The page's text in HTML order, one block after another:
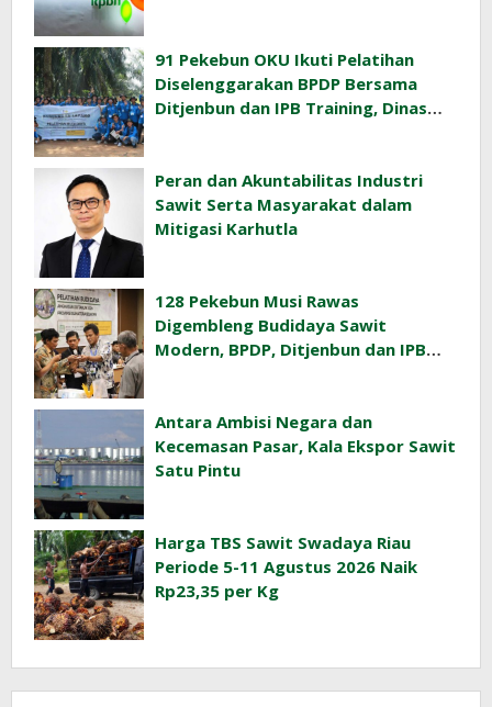
91 Pekebun OKU Ikuti Pelatihan
Diselenggarakan BPDP Bersama
Ditjenbun dan IPB Training, Dinas
Peran dan Akuntabilitas Industri
Sawit Serta Masyarakat dalam
Mitigasi Karhutla
128 Pekebun Musi Rawas
Digembleng Budidaya Sawit
Modern, BPDP, Ditjenbun dan IPB
Antara Ambisi Negara dan
Kecemasan Pasar, Kala Ekspor Sawit
Satu Pintu
Harga TBS Sawit Swadaya Riau
Periode 5-11 Agustus 2026 Naik
Rp23,35 per Kg